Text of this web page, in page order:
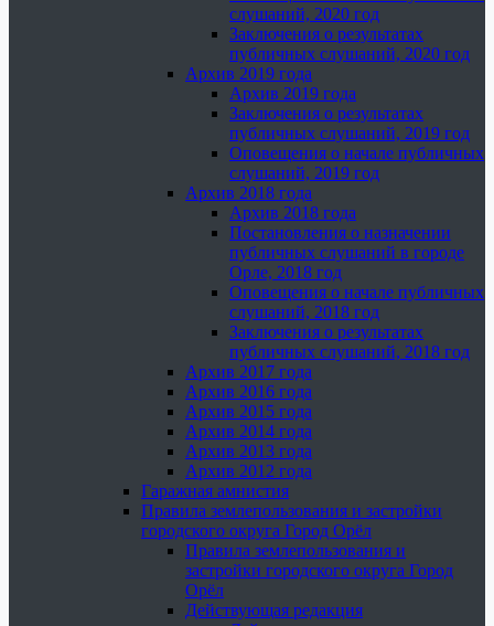
слушаний, 2020 год
Заключения о результатах
публичных слушаний, 2020 год
Архив 2019 года
Архив 2019 года
Заключения о результатах
публичных слушаний, 2019 год
Оповещения о начале публичных
слушаний, 2019 год
Архив 2018 года
Архив 2018 года
Постановления о назначении
публичных слушаний в городе
Орле, 2018 год
Оповещения о начале публичных
слушаний, 2018 год
Заключения о результатах
публичных слушаний, 2018 год
Архив 2017 года
Архив 2016 года
Архив 2015 года
Архив 2014 года
Архив 2013 года
Архив 2012 года
Гаражная амнистия
Правила землепользования и застройки
городского округа Город Орёл
Правила землепользования и
застройки городского округа Город
Орёл
Действующая редакция